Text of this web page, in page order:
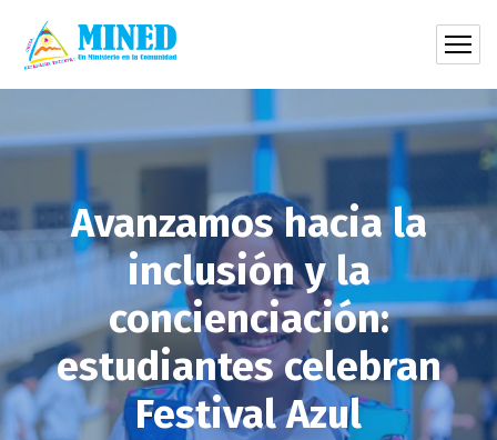
Avanzamos hacia la
inclusión y la
concienciación:
estudiantes celebran
Festival Azul